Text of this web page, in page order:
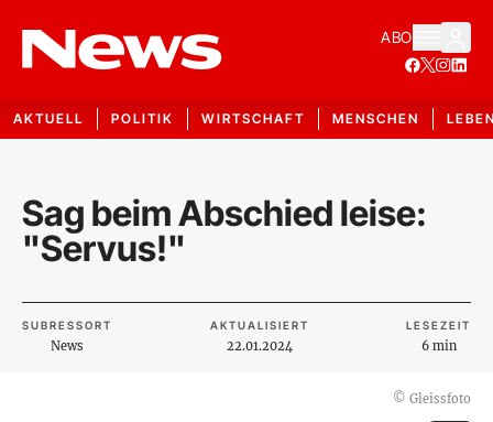
ABO
AKTUELL POLITIK WIRTSCHAFT MENSCHEN
Sag beim Abschied leise:
"Servus!"
SUBRESSORT
News
AKTUALISIERT
22.01.2024
LESEZEIT
6 min
© Gleissfoto